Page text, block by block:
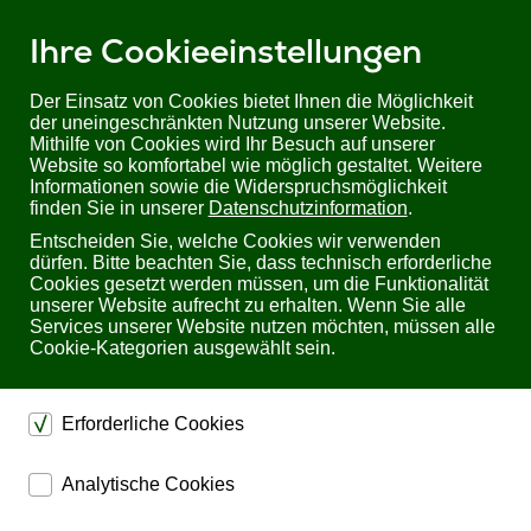
Ihre Cookieeinstellungen
Der Einsatz von Cookies bietet Ihnen die Möglichkeit
der uneingeschränkten Nutzung unserer Website.
Mithilfe von Cookies wird Ihr Besuch auf unserer
Website so komfortabel wie möglich gestaltet. Weitere
Informationen sowie die Widerspruchsmöglichkeit
finden Sie in unserer Datenschutzinformation.
Entscheiden Sie, welche Cookies wir verwenden
dürfen. Bitte beachten Sie, dass technisch erforderliche
Cookies gesetzt werden müssen, um die Funktionalität
unserer Website aufrecht zu erhalten. Wenn Sie alle
Services unserer Website nutzen möchten, müssen alle
Cookie-Kategorien ausgewählt sein.
Erforderliche Cookies
dienen dem technischen einwandfreien Betrieb unserer
Website.
Analytische Cookies
Sie befinden sich hier:Startseite Produkte
Überspannungsschutz
PROBLOC BSR 50/440 (3+1) von ISKRA
PROBLOC BSR 50/440 (3+1) von ISKRA